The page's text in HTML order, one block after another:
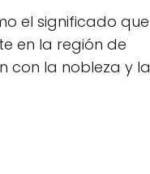
el significado que
en la región de
con la nobleza y la